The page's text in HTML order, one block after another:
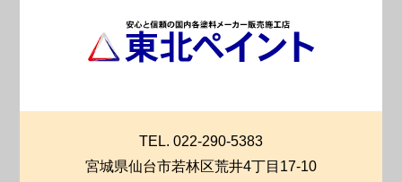
TEL. 022-290-5383
宮城県仙台市若林区荒井4丁目17-10